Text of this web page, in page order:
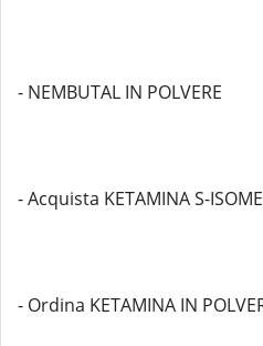
- NEMBUTAL IN POLVERE
- Acquista KETAMINA S-
- Ordina KETAMINA IN